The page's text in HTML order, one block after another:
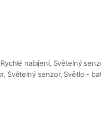
nabíjení, Světelný
Světelný senzor, Světlo -